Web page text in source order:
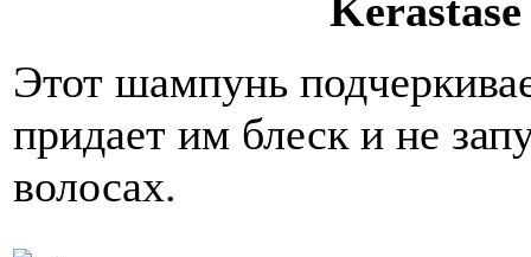
Этот шампунь
придает им блеск и не
волосах.